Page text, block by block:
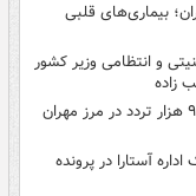
بیماری‌های قلبی
و انتظامی وزیر کشور
زاده
ثبت ۲ میلیون و ۹۲۰ هزار تردد در مرز مهران
آستارا در پرونده